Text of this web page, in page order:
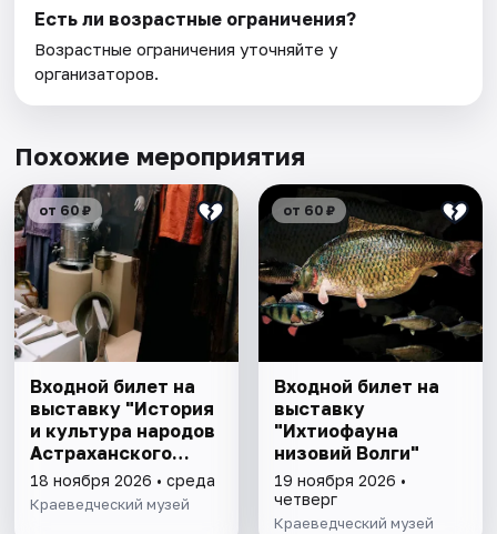
Есть ли возрастные ограничения?
Возрастные ограничения уточняйте у
организаторов.
Похожие мероприятия
от 60 ₽
Входной билет на
выставку "История
и культура народов
Астраханского
края"
18 ноября 2026 • среда
Краеведческий музей
от 60 ₽
Входной билет на
выставку
"Ихтиофауна
низовий Волги"
19 ноября 2026 •
четверг
Краеведческий музей